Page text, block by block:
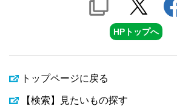
HPトップへ
トップページに戻る
【検索】見たいもの探す